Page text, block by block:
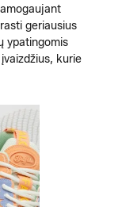
geriausius
ypatingomis
kurie